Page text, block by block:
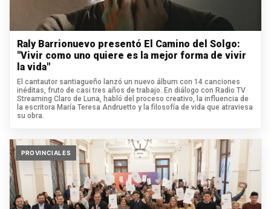
Raly Barrionuevo presentó El Camino del Solgo:
"Vivir como uno quiere es la mejor forma de vivir
la vida"
El cantautor santiagueño lanzó un nuevo álbum con 14 canciones
inéditas, fruto de casi tres años de trabajo. En diálogo con Radio TV
Streaming Claro de Luna, habló del proceso creativo, la influencia de
la escritora María Teresa Andruetto y la filosofía de vida que atraviesa
su obra.
PROVINCIALES